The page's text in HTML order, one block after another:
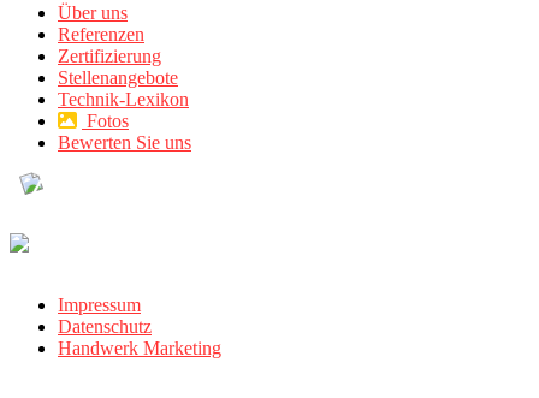
Über uns
Referenzen
Zertifizierung
Stellenangebote
Technik-Lexikon
Fotos
Bewerten Sie uns
Impressum
Datenschutz
Handwerk Marketing